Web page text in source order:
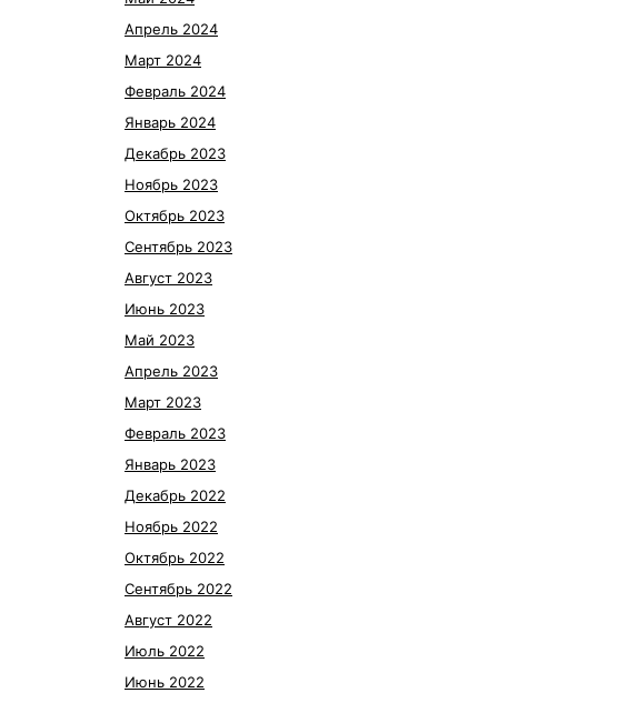
Апрель 2024
Март 2024
Февраль 2024
Январь 2024
Декабрь 2023
Ноябрь 2023
Октябрь 2023
Сентябрь 2023
Август 2023
Июнь 2023
Май 2023
Апрель 2023
Март 2023
Февраль 2023
Январь 2023
Декабрь 2022
Ноябрь 2022
Октябрь 2022
Сентябрь 2022
Август 2022
Июль 2022
Июнь 2022